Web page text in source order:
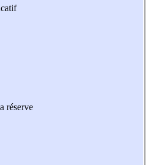
réserve